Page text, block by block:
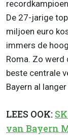
De 27-jarige
miljoen euro
immers de
Roma. Zo werd
beste centrale
Bayern al
LEES OOK:
van Bayern